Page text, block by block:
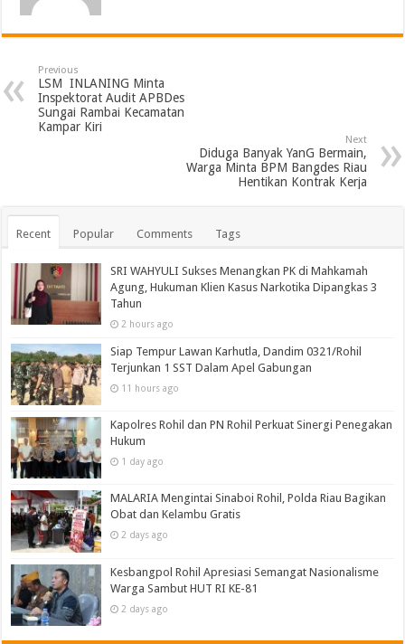
Previous
LSM INLANING Minta
Inspektorat Audit APBDes
Sungai Rambai Kecamatan
Kampar Kiri
Next
Diduga Banyak YanG Bermain,
Warga Minta BPM Bangdes Riau
Hentikan Kontrak Kerja
Recent Popular Comments Tags
SRI WAHYULI Sukses Menangkan PK di Mahkamah
Agung, Hukuman Klien Kasus Narkotika Dipangkas 3
Tahun
2 hours ago
Siap Tempur Lawan Karhutla, Dandim 0321/Rohil
Terjunkan 1 SST Dalam Apel Gabungan
11 hours ago
Kapolres Rohil dan PN Rohil Perkuat Sinergi Penegakan
Hukum
1 day ago
MALARIA Mengintai Sinaboi Rohil, Polda Riau Bagikan
Obat dan Kelambu Gratis
2 days ago
Kesbangpol Rohil Apresiasi Semangat Nasionalisme
Warga Sambut HUT RI KE-81
2 days ago